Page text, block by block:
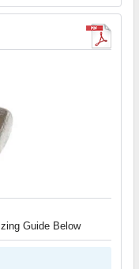
Guide Below